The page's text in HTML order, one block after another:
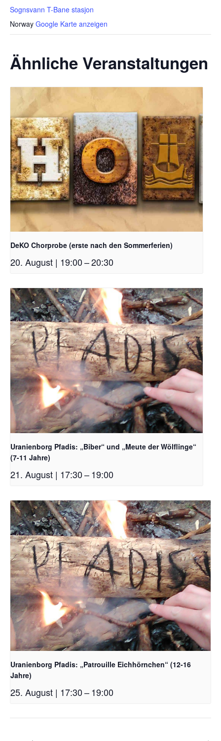
Sognsvann T-Bane stasjon
Norway Google Karte anzeigen
Ähnliche Veranstaltungen
DeKO Chorprobe (erste nach den Sommerferien)
20. August | 19:00–20:30
Uranienborg Pfadis: „Biber“ und „Meute der Wölflinge“
(7-11 Jahre)
21. August | 17:30–19:00
Uranienborg Pfadis: „Patrouille Eichhörnchen“ (12-16
Jahre)
25. August | 17:30–19:00